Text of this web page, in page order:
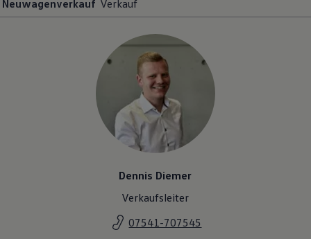
Neuwagenverkauf Verkauf
Dennis Diemer
Verkaufsleiter
07541-707545